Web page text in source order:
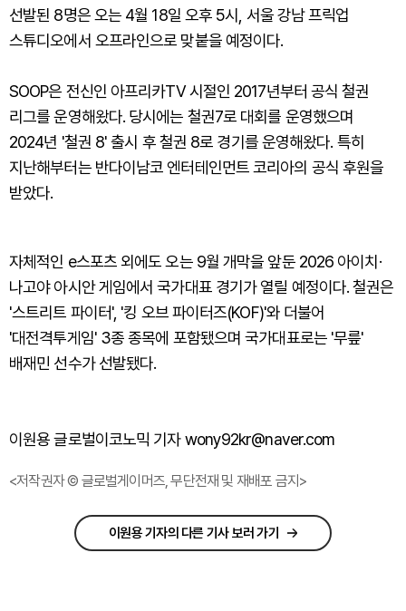
선발된 8명은 오는 4월 18일 오후 5시, 서울 강남 프릭업
스튜디오에서 오프라인으로 맞붙을 예정이다.
SOOP은 전신인 아프리카TV 시절인 2017년부터 공식 철권
리그를 운영해왔다. 당시에는 철권7로 대회를 운영했으며
2024년 '철권 8' 출시 후 철권 8로 경기를 운영해왔다. 특히
지난해부터는 반다이남코 엔터테인먼트 코리아의 공식 후원을
받았다.
자체적인 e스포츠 외에도 오는 9월 개막을 앞둔 2026 아이치·
나고야 아시안 게임에서 국가대표 경기가 열릴 예정이다. 철권은
'스트리트 파이터', '킹 오브 파이터즈(KOF)'와 더불어
'대전격투게임' 3종 종목에 포함됐으며 국가대표로는 '무릎'
배재민 선수가 선발됐다.
이원용 글로벌이코노믹 기자 wony92kr@naver.com
<저작권자 © 글로벌게이머즈, 무단전재 및 재배포 금지>
이원용 기자의 다른 기사 보러 가기